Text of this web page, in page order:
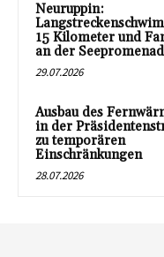
Neuruppin:
15 Kilometer und
an der
29.07.2026
Ausbau des
in der
zu temporären
Einschränkungen
28.07.2026